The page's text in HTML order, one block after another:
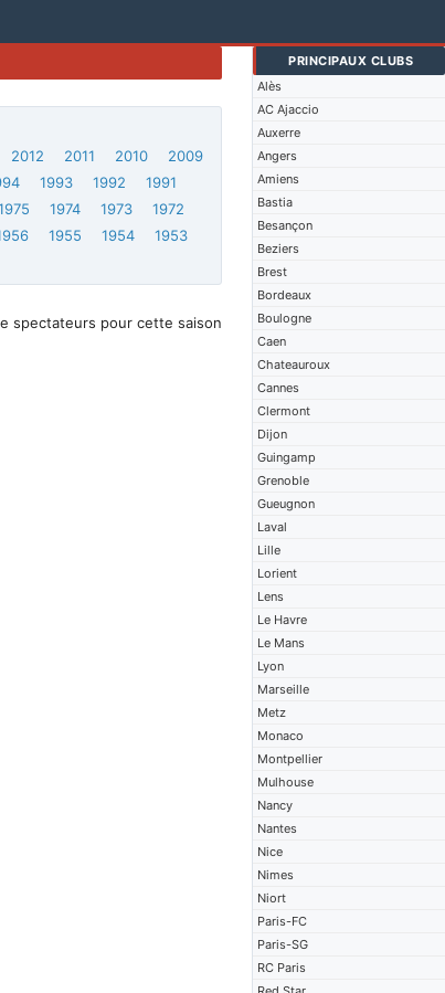
PRINCIPAUX CLUBS
Alès
AC Ajaccio
Auxerre
Angers
Amiens
Bastia
Besançon
Beziers
Brest
Bordeaux
Boulogne
Caen
Chateauroux
Cannes
Clermont
Dijon
Guingamp
Grenoble
Gueugnon
Laval
Lille
Lorient
Lens
Le Havre
Le Mans
Lyon
Marseille
Metz
Monaco
Montpellier
Mulhouse
Nancy
Nantes
Nice
Nimes
Niort
Paris-FC
Paris-SG
RC Paris
2012 2011 2010
2009
1993 1992
1991
1974 1973
1972
1955 1954
1953
spectateurs pour cette saison